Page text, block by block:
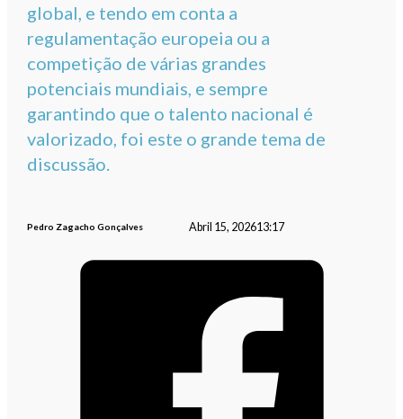
global, e tendo em conta a
regulamentação europeia ou a
competição de várias grandes
potenciais mundiais, e sempre
garantindo que o talento nacional é
valorizado, foi este o grande tema de
discussão.
Pedro Zagacho Gonçalves Abril 15, 202613:17